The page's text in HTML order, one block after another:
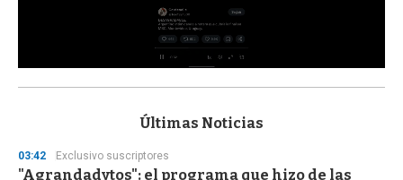
s
d
s
Últimas Noticias
03:42 Exclusivo suscriptores
"Agrandadytos": el programa que hizo de las